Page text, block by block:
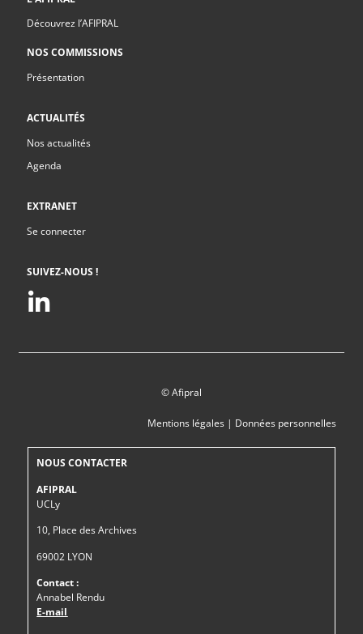
Découvrez l’AFIPRAL
NOS COMMISSIONS
Présentation
ACTUALITÉS
Nos actualités
Agenda
EXTRANET
Se connecter
SUIVEZ-NOUS !
© Afipral
Mentions légales| Données personnelles
NOUS CONTACTER
AFIPRAL
UCLy
10, Place des Archives
69002 LYON
Contact :
Annabel Rendu
E-mail